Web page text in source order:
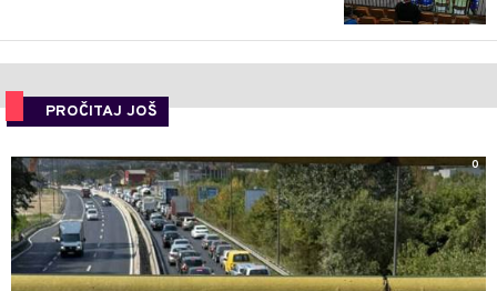
PROČITAJ JOŠ
0